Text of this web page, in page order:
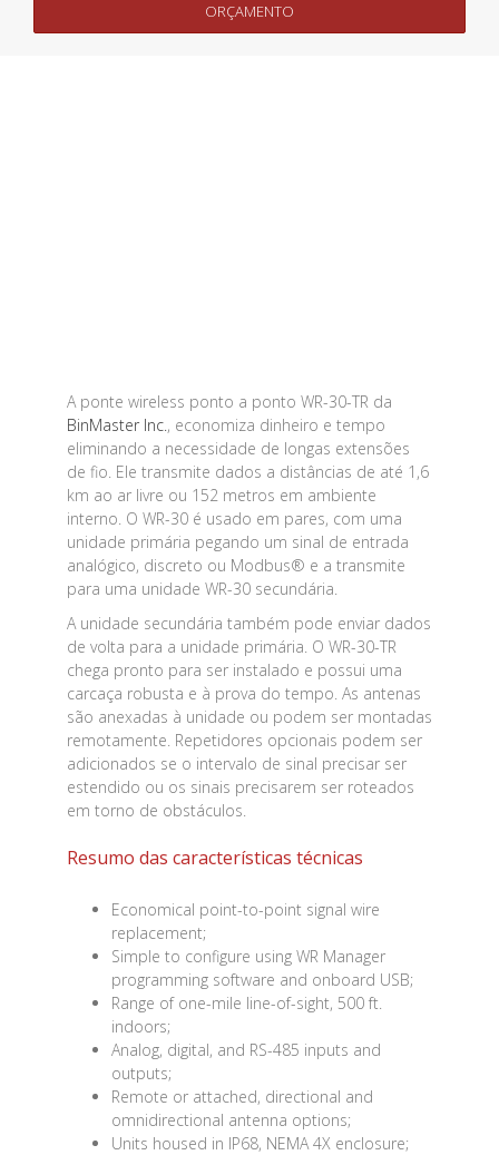
ORÇAMENTO
A ponte wireless ponto a ponto WR-30-TR da
BinMaster Inc., economiza dinheiro e tempo
eliminando a necessidade de longas extensões
de fio. Ele transmite dados a distâncias de até 1,6
km ao ar livre ou 152 metros em ambiente
interno. O WR-30 é usado em pares, com uma
unidade primária pegando um sinal de entrada
analógico, discreto ou Modbus® e a transmite
para uma unidade WR-30 secundária.
A unidade secundária também pode enviar dados
de volta para a unidade primária. O WR-30-TR
chega pronto para ser instalado e possui uma
carcaça robusta e à prova do tempo. As antenas
são anexadas à unidade ou podem ser montadas
remotamente. Repetidores opcionais podem ser
adicionados se o intervalo de sinal precisar ser
estendido ou os sinais precisarem ser roteados
em torno de obstáculos.
Resumo das características técnicas
Economical point-to-point signal wire
replacement;
Simple to configure using WR Manager
programming software and onboard USB;
Range of one-mile line-of-sight, 500 ft.
indoors;
Analog, digital, and RS-485 inputs and
outputs;
Remote or attached, directional and
omnidirectional antenna options;
Units housed in IP68, NEMA 4X enclosure;